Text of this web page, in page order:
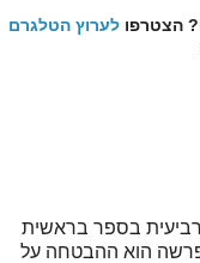
הצטרפו לערוץ הטלגרם
בספר בראשית
הוא ההבטחה על